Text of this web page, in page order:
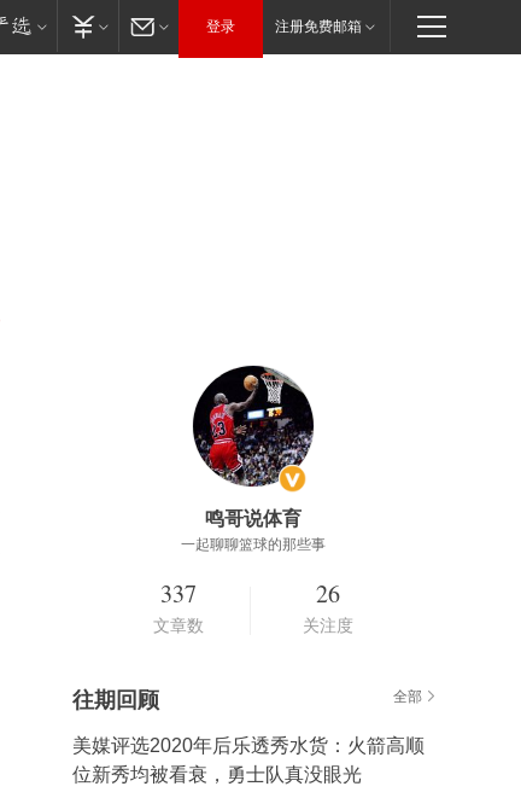
登录 注册免费邮箱
鸣哥说体育
一起聊聊篮球的那些事
337
文章数
26
关注度
往期回顾 全部
美媒评选2020年后乐透秀水货：火箭高顺
位新秀均被看衰，勇士队真没眼光